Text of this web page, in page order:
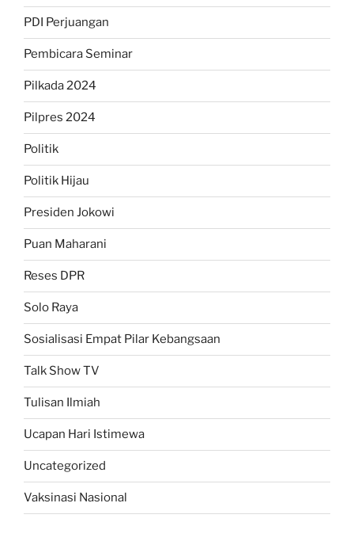
PDI Perjuangan
Pembicara Seminar
Pilkada 2024
Pilpres 2024
Politik
Politik Hijau
Presiden Jokowi
Puan Maharani
Reses DPR
Solo Raya
Sosialisasi Empat Pilar Kebangsaan
Talk Show TV
Tulisan Ilmiah
Ucapan Hari Istimewa
Uncategorized
Vaksinasi Nasional